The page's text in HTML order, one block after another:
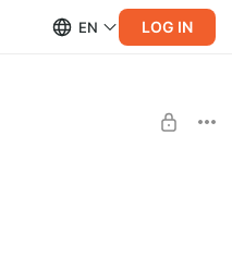
EN LOG IN